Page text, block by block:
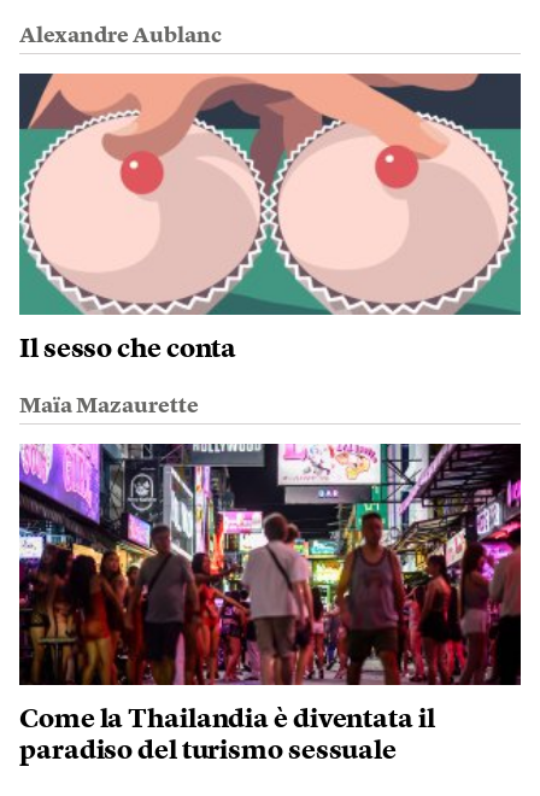
Alexandre Aublanc
Il sesso che conta
Maïa Mazaurette
Come la Thailandia è diventata il
paradiso del turismo sessuale